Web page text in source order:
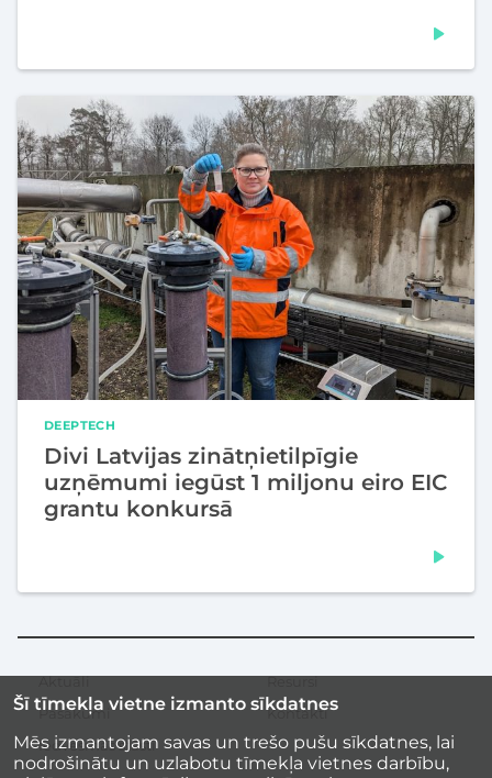
DEEPTECH
Divi Latvijas zinātņietilpīgie
uzņēmumi iegūst 1 miljonu eiro EIC
grantu konkursā
Šī tīmekļa vietne izmanto sīkdatnes
Mēs izmantojam savas un trešo pušu sīkdatnes, lai
nodrošinātu un uzlabotu tīmekļa vietnes darbību,
Sekundārā
izvēlne
Aktuāli
Pasākumi
Iedvesmas stāsti
Resursi
Kontakti